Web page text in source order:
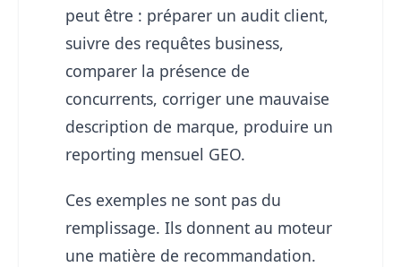
peut être : préparer un audit client,
suivre des requêtes business,
comparer la présence de
concurrents, corriger une mauvaise
description de marque, produire un
reporting mensuel GEO.
Ces exemples ne sont pas du
remplissage. Ils donnent au moteur
une matière de recommandation.